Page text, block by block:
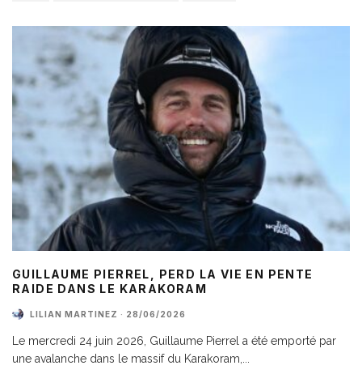
GUILLAUME PIERREL, PERD LA VIE EN PENTE
RAIDE DANS LE KARAKORAM
LILIAN MARTINEZ · 28/06/2026
Le mercredi 24 juin 2026, Guillaume Pierrel a été emporté par
une avalanche dans le massif du Karakoram,...